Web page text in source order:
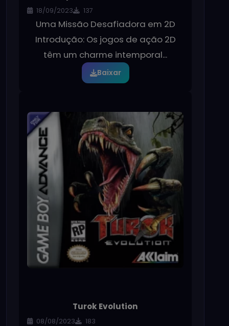
18/09/2023 137
Uma Missão Desafiadora em 2D
Introdução: Os jogos de ação 2D
têm um charme intemporal...
Baixar
Turok Evolution
08/08/2023 183